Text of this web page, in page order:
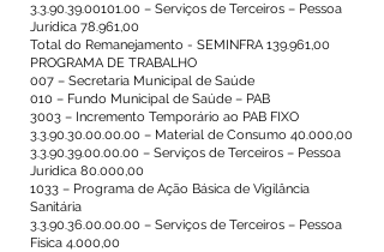
3.3.90.39.00101.00 – Serviços de Terceiros – Pessoa
Jurídica 78.961,00
Total do Remanejamento - SEMINFRA 139.961,00
PROGRAMA DE TRABALHO
007 – Secretaria Municipal de Saúde
010 – Fundo Municipal de Saúde – PAB
3003 – Incremento Temporário ao PAB FIXO
3.3.90.30.00.00.00 – Material de Consumo 40.000,00
3.3.90.39.00.00.00 – Serviços de Terceiros – Pessoa
Jurídica 80.000,00
1033 – Programa de Ação Básica de Vigilância
Sanitária
3.3.90.36.00.00.00 – Serviços de Terceiros – Pessoa
Física 4.000,00